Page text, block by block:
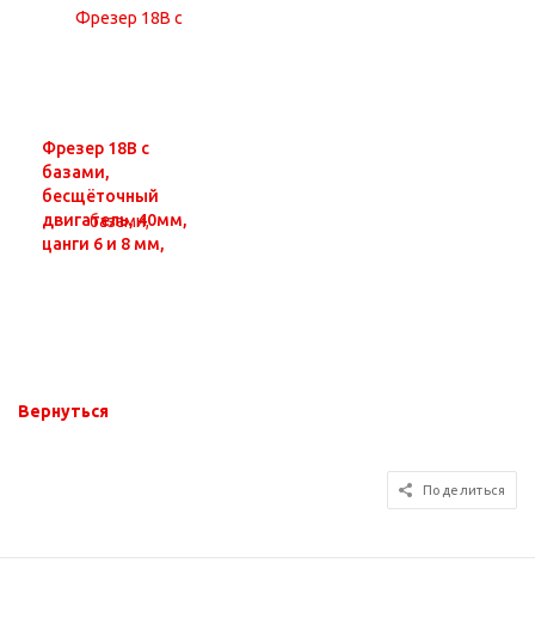
Фрезер 18В c
базами,
бесщёточный
двигатель, 40мм,
цанги 6 и 8 мм,
Вернуться
Поделиться